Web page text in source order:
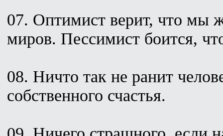
07. Оптимист верит, что мы
миров. Пессимист боится,
08. Ничто так не ранит
собственного счастья.